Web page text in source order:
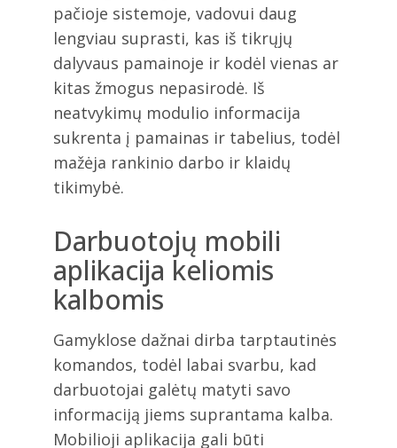
pačioje sistemoje, vadovui daug
lengviau suprasti, kas iš tikrųjų
dalyvaus pamainoje ir kodėl vienas ar
kitas žmogus nepasirodė. Iš
neatvykimų modulio informacija
sukrenta į pamainas ir tabelius, todėl
mažėja rankinio darbo ir klaidų
tikimybė.
Darbuotojų mobili
aplikacija keliomis
kalbomis
Gamyklose dažnai dirba tarptautinės
komandos, todėl labai svarbu, kad
darbuotojai galėtų matyti savo
informaciją jiems suprantama kalba.
Mobilioji aplikacija gali būti